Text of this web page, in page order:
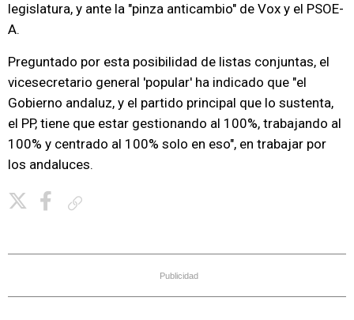
legislatura, y ante la "pinza anticambio" de Vox y el PSOE-
A.
Preguntado por esta posibilidad de listas conjuntas, el
vicesecretario general 'popular' ha indicado que "el
Gobierno andaluz, y el partido principal que lo sustenta,
el PP, tiene que estar gestionando al 100%, trabajando al
100% y centrado al 100% solo en eso", en trabajar por
los andaluces.
Publicidad